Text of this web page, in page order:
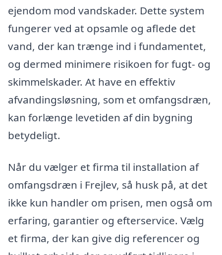
ejendom mod vandskader. Dette system
fungerer ved at opsamle og aflede det
vand, der kan trænge ind i fundamentet,
og dermed minimere risikoen for fugt- og
skimmelskader. At have en effektiv
afvandingsløsning, som et omfangsdræn,
kan forlænge levetiden af din bygning
betydeligt.
Når du vælger et firma til installation af
omfangsdræn i Frejlev, så husk på, at det
ikke kun handler om prisen, men også om
erfaring, garantier og efterservice. Vælg
et firma, der kan give dig referencer og